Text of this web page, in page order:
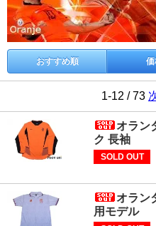
おすすめ順
1-12 / 73
オラン
ク 長袖
SOLD OUT
オラン
用モデル